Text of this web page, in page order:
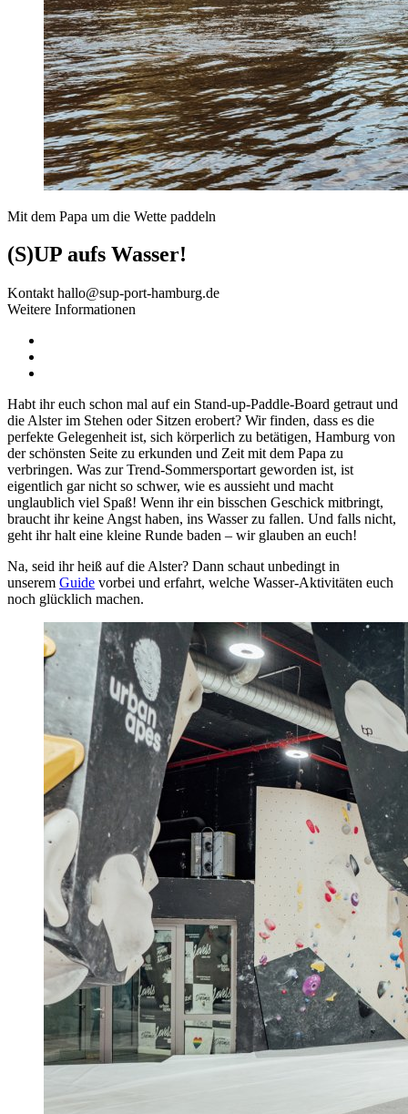
Mit dem Papa um die Wette paddeln
(S)UP aufs Wasser!
Kontakt hallo@sup-port-hamburg.de
Weitere Informationen
Habt ihr euch schon mal auf ein Stand-up-Paddle-Board getraut und
die Alster im Stehen oder Sitzen erobert? Wir finden, dass es die
perfekte Gelegenheit ist, sich körperlich zu betätigen, Hamburg von
der schönsten Seite zu erkunden und Zeit mit dem Papa zu
verbringen. Was zur Trend-Sommersportart geworden ist, ist
eigentlich gar nicht so schwer, wie es aussieht und macht
unglaublich viel Spaß! Wenn ihr ein bisschen Geschick mitbringt,
braucht ihr keine Angst haben, ins Wasser zu fallen. Und falls nicht,
geht ihr halt eine kleine Runde baden – wir glauben an euch!
Na, seid ihr heiß auf die Alster? Dann schaut unbedingt in
unserem Guide vorbei und erfahrt, welche Wasser-Aktivitäten euch
noch glücklich machen.